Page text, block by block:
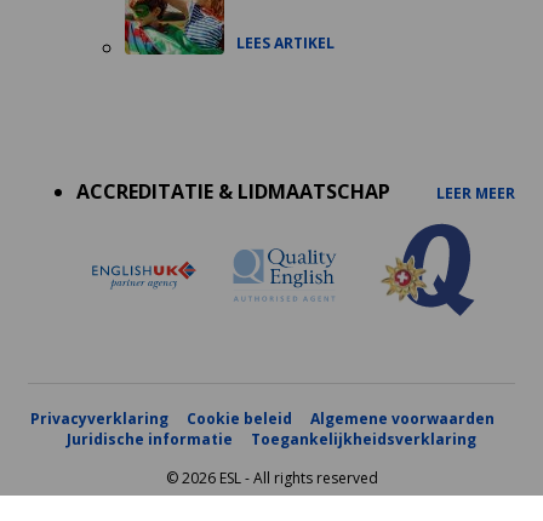
LEES ARTIKEL
ACCREDITATIE & LIDMAATSCHAP
LEER MEER
Privacyverklaring Cookie beleid
Algemene voorwaarden
Juridische informatie
Toegankelijkheidsverklaring
© 2026 ESL - All rights reserved